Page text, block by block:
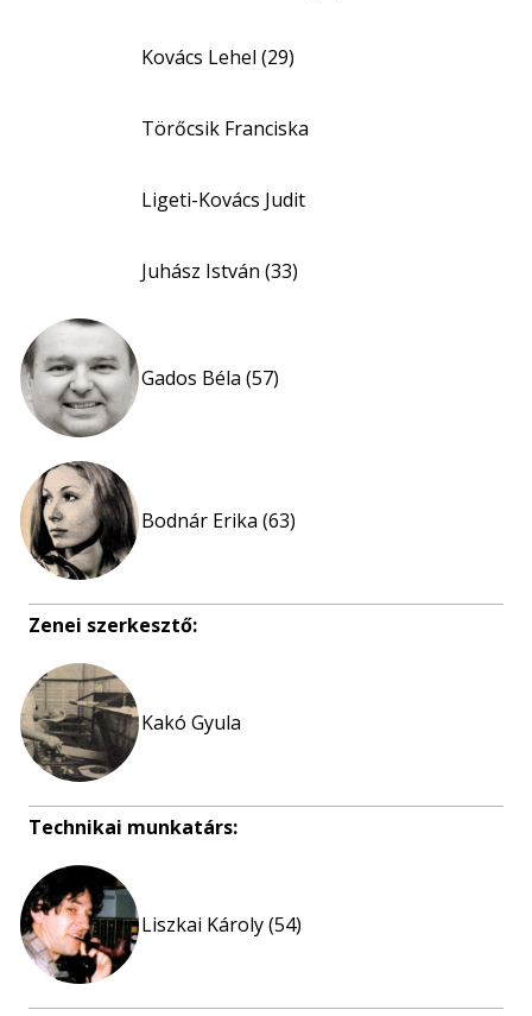
Kovács Lehel (29)
Törőcsik Franciska
Ligeti-Kovács Judit
Juhász István (33)
Gados Béla (57)
Bodnár Erika (63)
Zenei szerkesztő:
Kakó Gyula
Technikai munkatárs:
Liszkai Károly (54)